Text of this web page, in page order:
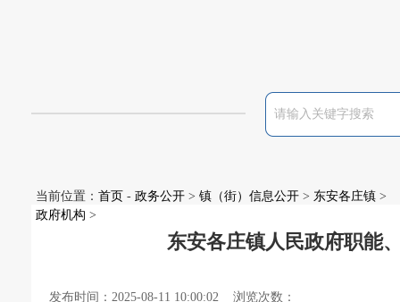
当前位置： 首页 - 政务公开 > 镇（街）信息公开 > 东安各庄镇 >
政府机构 >
东安各庄镇人民政府职能
发布时间：2025-08-11 10:00:02 浏览次数：